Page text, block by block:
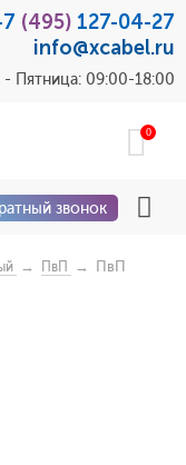
(495) 127-04-27
info@xcabel.ru
- Пятница: 09:00-18:00
0
звонок
→ ПвП
→ ПвП